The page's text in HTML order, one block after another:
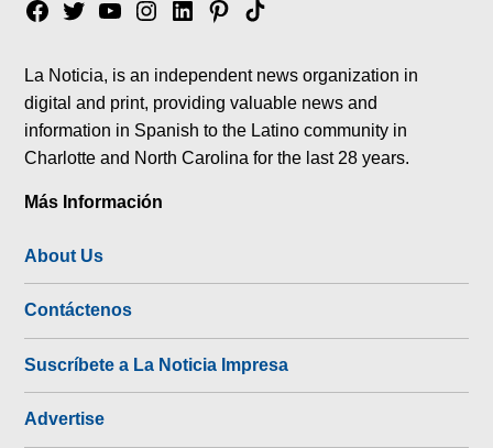
Facebook
TwitterYouTubeInstagram
LinkedinPinterest
Tik
La Noticia, is an independent news organization in
digital and print, providing valuable news and
information in Spanish to the Latino community in
Charlotte and North Carolina for the last 28 years.
Más Información
About Us
Contáctenos
Suscríbete a La Noticia Impresa
Advertise